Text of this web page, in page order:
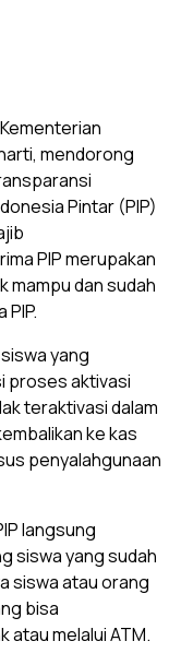
mendorong
Pintar (PIP)
PIP merupakan
mampu dan sudah
yang
proses aktivasi
teraktivasi dalam
ke kas
penyalahgunaan
langsung
siswa yang sudah
siswa atau orang
bisa
atau melalui ATM.